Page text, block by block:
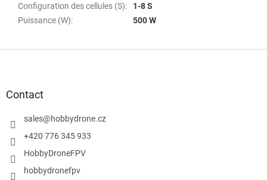
Configuration des cellules (S):
1-8 S
Puissance (W): 500 W
Contact
sales@hobbydrone.cz
+420 776 345 933
HobbyDroneFPV
hobbydronefpv